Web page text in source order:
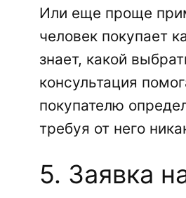
Или еще проще
человек покупает
знает, какой
консультация
покупателю
требуя от него
5. Заявка